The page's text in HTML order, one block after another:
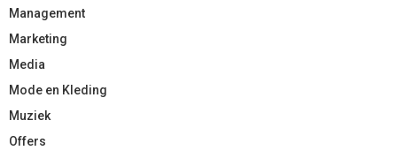
Management
Marketing
Media
Mode en Kleding
Muziek
Offers